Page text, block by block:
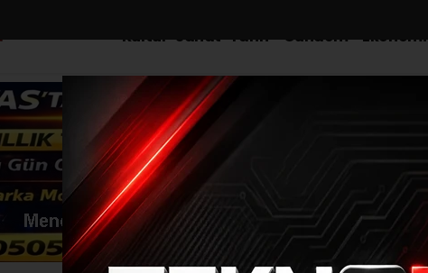
Kültür-Sanat-Tarih Gündem Ekonomi